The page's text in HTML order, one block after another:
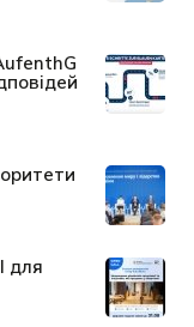
для